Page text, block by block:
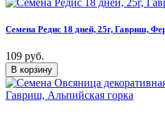
Семена Редис 18 дней, 25г, Гавриш,
109 руб.